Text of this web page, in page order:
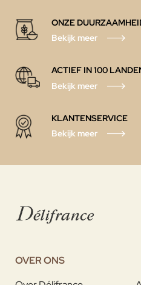
ONZE
Bekijk meer
ACTIEF IN 100
Bekijk meer
KLANTENSERVICE
Bekijk meer
OVER ONS